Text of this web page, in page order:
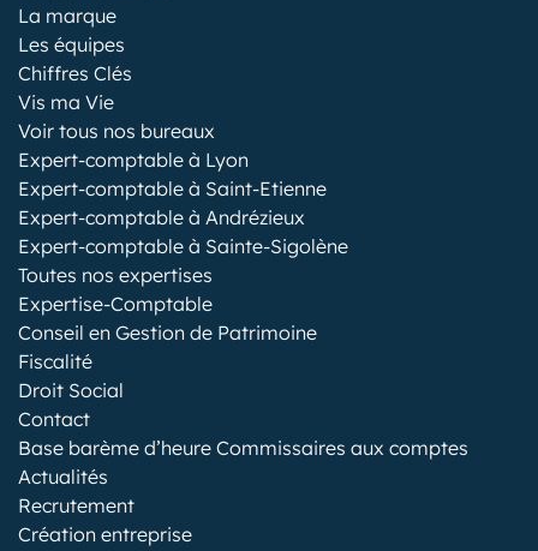
La marque
Les équipes
Chiffres Clés
Vis ma Vie
Voir tous nos bureaux
Expert-comptable à Lyon
Expert-comptable à Saint-Etienne
Expert-comptable à Andrézieux
Expert-comptable à Sainte-Sigolène
Toutes nos expertises
Expertise-Comptable
Conseil en Gestion de Patrimoine
Fiscalité
Droit Social
Contact
Base barème d’heure Commissaires aux comptes
Actualités
Recrutement
Création entreprise